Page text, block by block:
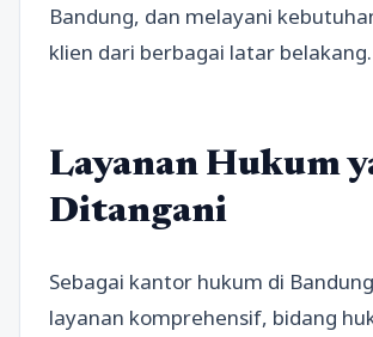
Bandung, dan melayani
klien dari berbagai latar belakang.
Layanan Hukum
Ditangani
Sebagai kantor hukum di
layanan komprehensif, bidang